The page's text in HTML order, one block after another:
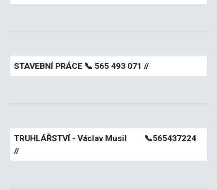
STAVEBNÍ PRÁCE 📞 565 493 071 //
TRUHLÁŘSTVÍ - Václav Musil 📞565437224
//